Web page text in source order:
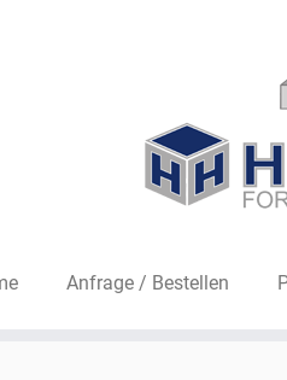
Anfrage / Bestellen